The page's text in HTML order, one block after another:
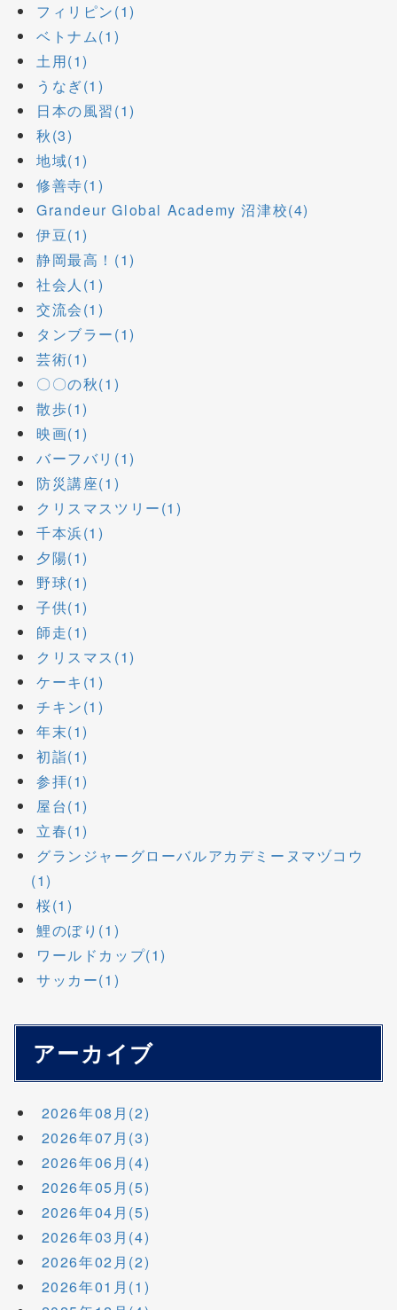
フィリピン(1)
ベトナム(1)
土用(1)
うなぎ(1)
日本の風習(1)
秋(3)
地域(1)
修善寺(1)
Grandeur Global Academy 沼津校(4)
伊豆(1)
静岡最高！(1)
社会人(1)
交流会(1)
タンブラー(1)
芸術(1)
〇〇の秋(1)
散歩(1)
映画(1)
バーフバリ(1)
防災講座(1)
クリスマスツリー(1)
千本浜(1)
夕陽(1)
野球(1)
子供(1)
師走(1)
クリスマス(1)
ケーキ(1)
チキン(1)
年末(1)
初詣(1)
参拝(1)
屋台(1)
立春(1)
グランジャーグローバルアカデミーヌマヅコウ
(1)
桜(1)
鯉のぼり(1)
ワールドカップ(1)
サッカー(1)
アーカイブ
2026年08月(2)
2026年07月(3)
2026年06月(4)
2026年05月(5)
2026年04月(5)
2026年03月(4)
2026年02月(2)
2026年01月(1)